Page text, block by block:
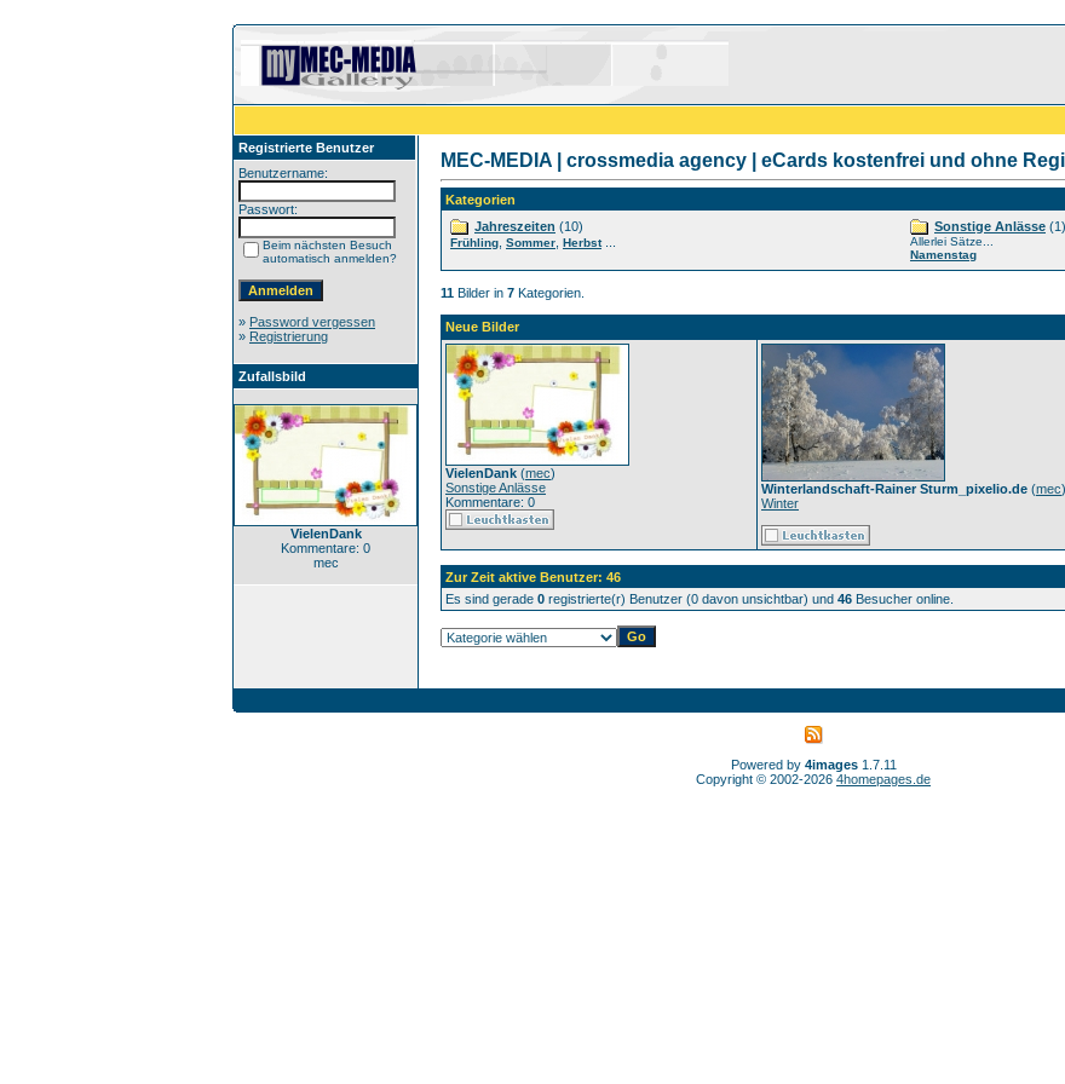
Registrierte Benutzer
Benutzername:
Passwort:
Beim nächsten Besuch
automatisch anmelden?
» Password vergessen
» Registrierung
Zufallsbild
VielenDank
Kommentare: 0
mec
MEC-MEDIA | crossmedia agency | eCards kostenfrei und ohne
Kategorien
Jahreszeiten (10)
Frühling Sommer Herbst...
Sonstige Anlässe (1)
Allerlei Sätze...
Namenstag
11 Bilder in 7 Kategorien.
Neue Bilder
VielenDank (mec)
Sonstige Anlässe
Kommentare: 0
Winterlandschaft-Rainer Sturm_pixelio.de (mec)
Winter
Zur Zeit aktive Benutzer: 46
Es sind gerade 0 registrierte(r) Benutzer (0 davon unsichtbar) und 46 Besucher online.
Powered by 4images1.7.11
Copyright © 2002-2026 4homepages.de